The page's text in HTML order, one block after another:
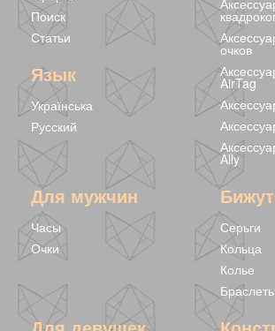
Поиск
Статьи
Язык
Українська
Русский
очков
AirTag
Ally
Для мужчин
Часы
Очки
Серьги
Кольца
Колье
Браслеты